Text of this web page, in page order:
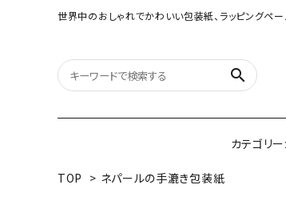
世界中のおしゃれでかわいい包装紙、ラッピングペー
search
カテゴリ
TOP > ネパールの手漉き包装紙